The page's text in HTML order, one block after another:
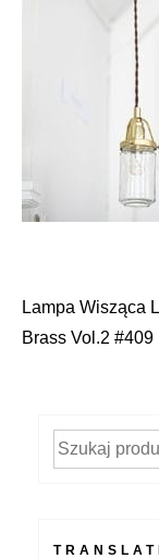
Lampa Wisząca
Brass Vol.2 #409
Szukaj: